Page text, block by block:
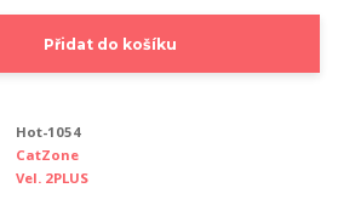
Přidat do košíku
Hot-1054
CatZone
Vel. 2PLUS